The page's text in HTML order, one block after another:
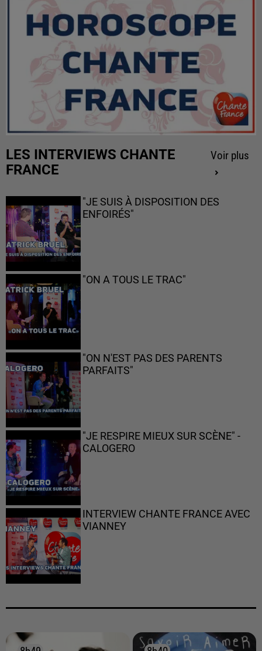
LES INTERVIEWS CHANTE
FRANCE
Voir plus
"JE SUIS À DISPOSITION DES
ENFOIRÉS"
"ON A TOUS LE TRAC"
"ON N'EST PAS DES PARENTS
PARFAITS"
"JE RESPIRE MIEUX SUR SCÈNE" -
CALOGERO
INTERVIEW CHANTE FRANCE AVEC
VIANNEY